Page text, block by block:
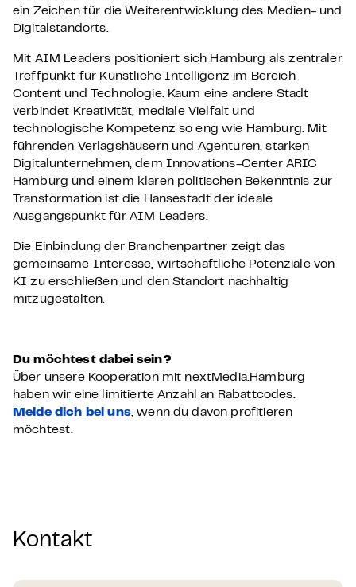
ein Zeichen für die Weiterentwicklung des Medien- und
Digitalstandorts.
Mit AIM Leaders positioniert sich Hamburg als zentraler
Treffpunkt für Künstliche Intelligenz im Bereich
Content und Technologie. Kaum eine andere Stadt
verbindet Kreativität, mediale Vielfalt und
technologische Kompetenz so eng wie Hamburg. Mit
führenden Verlagshäusern und Agenturen, starken
Digitalunternehmen, dem Innovations-Center ARIC
Hamburg und einem klaren politischen Bekenntnis zur
Transformation ist die Hansestadt der ideale
Ausgangspunkt für AIM Leaders.
Die Einbindung der Branchenpartner zeigt das
gemeinsame Interesse, wirtschaftliche Potenziale von
KI zu erschließen und den Standort nachhaltig
mitzugestalten.
Du möchtest dabei sein?
Über unsere Kooperation mit nextMedia.Hamburg
haben wir eine limitierte Anzahl an Rabattcodes.
Melde dich bei uns, wenn du davon profitieren
möchtest.
Kontakt